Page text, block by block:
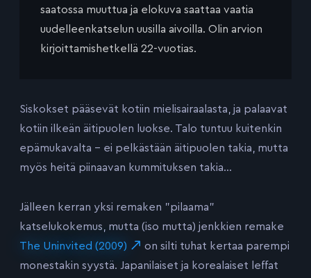
saatossa muuttua ja elokuva saattaa vaatia
uudelleenkatselun uusilla aivoilla. Olin arvion
kirjoittamishetkellä 22-vuotias.
Siskokset pääsevät kotiin mielisairaalasta, ja palaavat
kotiin ilkeän äitipuolen luokse. Talo tuntuu kuitenkin
epämukavalta – ei pelkästään äitipuolen takia, mutta
myös heitä piinaavan kummituksen takia…
Jälleen kerran yksi remaken ”pilaama”
katselukokemus, mutta (iso mutta) jenkkien remake
The Uninvited (2009)
on silti tuhat kertaa parempi
monestakin syystä. Japanilaiset ja korealaiset leffat